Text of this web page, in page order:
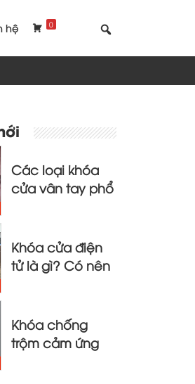
hệ 0
Các loại khóa
cửa vân tay phổ
Khóa cửa điện
tử là gì? Có nên
Khóa chống
trộm cảm ứng